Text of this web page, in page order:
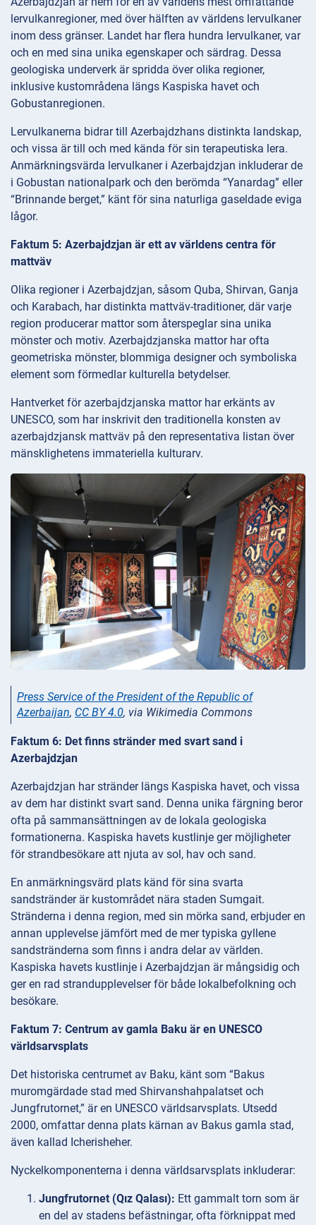
lervulkanregioner, med över hälften av världens lervulkaner
inom dess gränser. Landet har flera hundra lervulkaner, var
och en med sina unika egenskaper och särdrag. Dessa
geologiska underverk är spridda över olika regioner,
inklusive kustområdena längs Kaspiska havet och
Gobustanregionen.
Lervulkanerna bidrar till Azerbajdzhans distinkta landskap,
och vissa är till och med kända för sin terapeutiska lera.
Anmärkningsvärda lervulkaner i Azerbajdzjan inkluderar de
i Gobustan nationalpark och den berömda “Yanardag” eller
“Brinnande berget,” känt för sina naturliga gaseldade eviga
lågor.
Faktum 5: Azerbajdzjan är ett av världens centra för
mattväv
Olika regioner i Azerbajdzjan, såsom Quba, Shirvan, Ganja
och Karabach, har distinkta mattväv-traditioner, där varje
region producerar mattor som återspeglar sina unika
mönster och motiv. Azerbajdzjanska mattor har ofta
geometriska mönster, blommiga designer och symboliska
element som förmedlar kulturella betydelser.
Hantverket för azerbajdzjanska mattor har erkänts av
UNESCO, som har inskrivit den traditionella konsten av
azerbajdzjansk mattväv på den representativa listan över
mänsklighetens immateriella kulturarv.
Press Service of the President of the Republic of
Azerbaijan, CC BY 4.0, via Wikimedia Commons
Faktum 6: Det finns stränder med svart sand i
Azerbajdzjan
Azerbajdzjan har stränder längs Kaspiska havet, och vissa
av dem har distinkt svart sand. Denna unika färgning beror
ofta på sammansättningen av de lokala geologiska
formationerna. Kaspiska havets kustlinje ger möjligheter
för strandbesökare att njuta av sol, hav och sand.
En anmärkningsvärd plats känd för sina svarta
sandstränder är kustområdet nära staden Sumgait.
Stränderna i denna region, med sin mörka sand, erbjuder en
annan upplevelse jämfört med de mer typiska gyllene
sandstränderna som finns i andra delar av världen.
Kaspiska havets kustlinje i Azerbajdzjan är mångsidig och
ger en rad strandupplevelser för både lokalbefolkning och
besökare.
Faktum 7: Centrum av gamla Baku är en UNESCO
världsarvsplats
Det historiska centrumet av Baku, känt som “Bakus
muromgärdade stad med Shirvanshahpalatset och
Jungfrutornet,” är en UNESCO världsarvsplats. Utsedd
2000, omfattar denna plats kärnan av Bakus gamla stad,
även kallad Icherisheher.
Nyckelkomponenterna i denna världsarvsplats inkluderar:
Jungfrutornet (Qız Qalası): Ett gammalt torn som är
en del av stadens befästningar, ofta förknippat med